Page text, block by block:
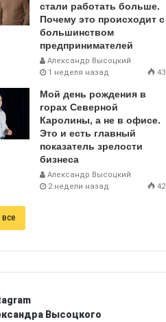
стали работать больше.
Почему это происходит с
большинством
предпринимателей
Александр Высоцкий
1 неделя назад
43
Мой день рождения в
горах Северной
Каролины, а не в офисе.
Это и есть главный
показатель зрелости
бизнеса
Александр Высоцкий
2 недели назад
42
все
Высоцкого